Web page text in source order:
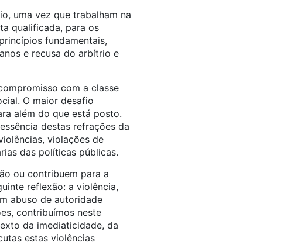
uma vez que trabalham na
qualificada, para os
fundamentais,
e recusa do arbítrio e
com a classe
O maior desafio
além do que está posto.
destas refrações da
violações de
das políticas públicas.
ou contribuem para a
reflexão: a violência,
abuso de autoridade
contribuímos neste
da imediaticidade, da
estas violências